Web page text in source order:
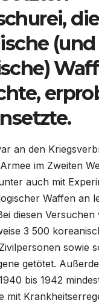
die
(und
an den
im Zweiten
auch mit
Waffen an
diesen Versuchen
3 500
sowie
getötet.
bis 1942
mit